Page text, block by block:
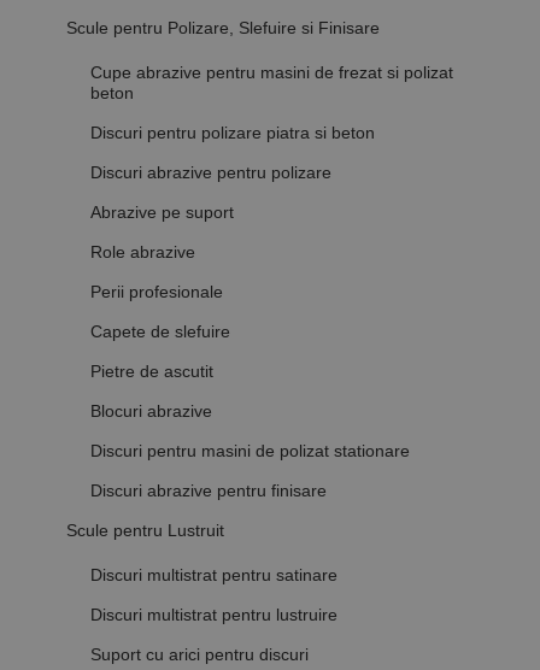
Scule pentru Polizare, Slefuire si Finisare
Cupe abrazive pentru masini de frezat si polizat
beton
Discuri pentru polizare piatra si beton
Discuri abrazive pentru polizare
Abrazive pe suport
Role abrazive
Perii profesionale
Capete de slefuire
Pietre de ascutit
Blocuri abrazive
Discuri pentru masini de polizat stationare
Discuri abrazive pentru finisare
Scule pentru Lustruit
Discuri multistrat pentru satinare
Discuri multistrat pentru lustruire
Suport cu arici pentru discuri